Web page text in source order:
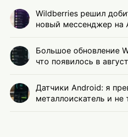
Wildberries решил
новый мессенджер на
Большое обновление
что появилось в
Датчики Android: я
металлоискатель и не